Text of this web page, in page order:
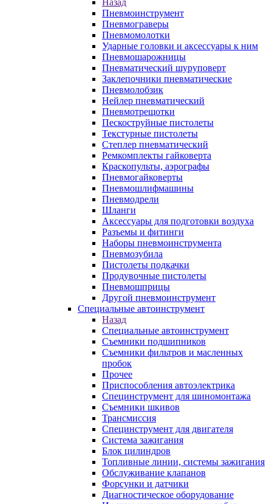
Назад
Пневмоинструмент
Пневмограверы
Пневмомолотки
Ударные головки и аксессуары к ним
Пневмошарожницы
Пневматический шуруповерт
Заклепочники пневматические
Пневмолобзик
Нейлер пневматический
Пневмотрещотки
Пескоструйные пистолеты
Текстурные пистолеты
Степлер пневматический
Ремкомплекты гайковерта
Краскопульты, аэрографы
Пневмогайковерты
Пневмошлифмашины
Пневмодрели
Шланги
Аксессуары для подготовки воздуха
Разъемы и фитинги
Наборы пневмоинструмента
Пневмозубила
Пистолеты подкачки
Продувочные пистолеты
Пневмошприцы
Другой пневмоинструмент
Специальные автоинструмент
Назад
Специальные автоинструмент
Съемники подшипников
Съемники фильтров и масленных
пробок
Прочее
Приспособления автоэлектрика
Специнструмент для шиномонтажа
Съемники шкивов
Трансмиссия
Специнструмент для двигателя
Система зажигания
Блок цилиндров
Топливные линии, системы зажигания
Обслуживание клапанов
Форсунки и датчики
Диагностическое оборудование